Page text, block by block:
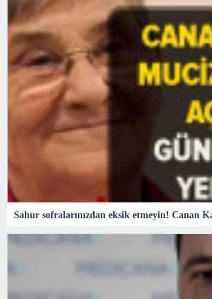
Sahur sofralarınızdan eksik etmeyin! Canan